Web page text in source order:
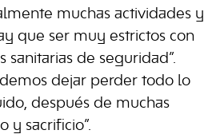
muchas actividades y
que ser muy estrictos con
sanitarias de seguridad”.
dejar perder todo lo
después de muchas
y sacrificio”.